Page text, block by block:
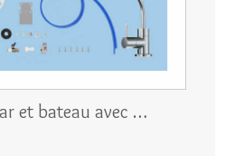
et bateau avec …